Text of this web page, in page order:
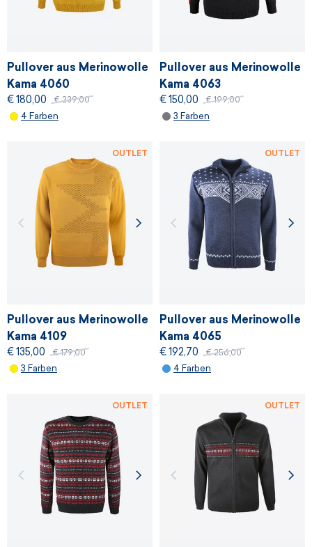
Pullover aus Merinowolle
Kama 4060
€ 180,00 € 239,00
4 Farben
Pullover aus Merinowolle
Kama 4063
€ 150,00 € 199,00
3 Farben
Pullover aus Merinowolle
Kama 4109
€ 135,00 € 179,00
3 Farben
OUTLET
Pullover aus Merinowolle
Kama 4065
€ 192,70 € 256,00
4 Farben
OUTLET
OUTLET OUTLET